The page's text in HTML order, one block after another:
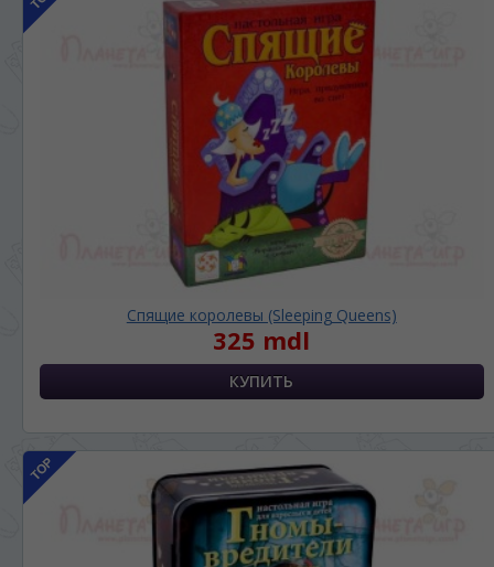
Спящие королевы (Sleeping Queens)
325 mdl
ЯЗЫК САЙТА / LIMBA SITE-ULUI